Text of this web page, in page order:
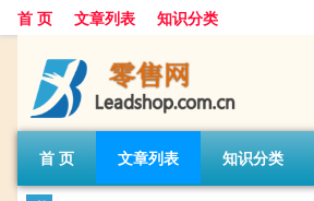
首 页 文章列表 知识分类
首 页 文章列表 知识分类